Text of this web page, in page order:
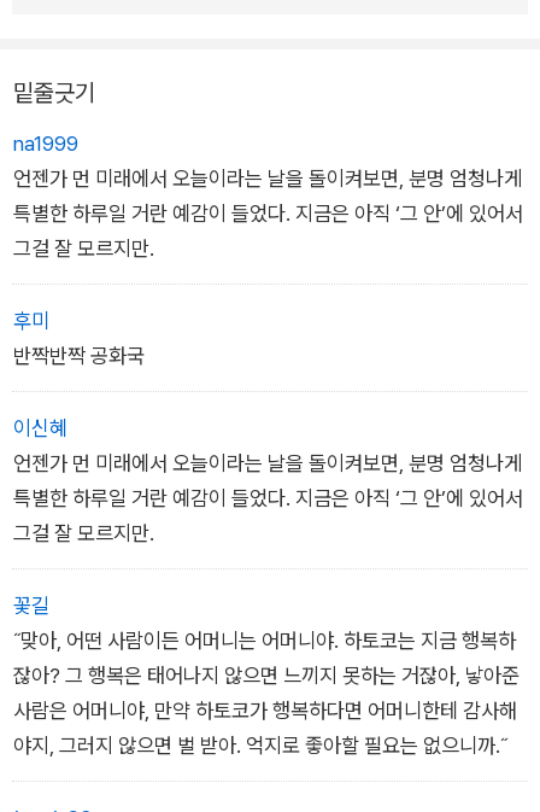
밑줄긋기
na1999
언젠가 먼 미래에서 오늘이라는 날을 돌이켜보면, 분명 엄청나게
특별한 하루일 거란 예감이 들었다. 지금은 아직 ‘그 안’에 있어서
그걸 잘 모르지만.
후미
반짝반짝 공화국
이신혜
언젠가 먼 미래에서 오늘이라는 날을 돌이켜보면, 분명 엄청나게
특별한 하루일 거란 예감이 들었다. 지금은 아직 ‘그 안’에 있어서
그걸 잘 모르지만.
꽃길
˝맞아, 어떤 사람이든 어머니는 어머니야. 하토코는 지금 행복하
잖아? 그 행복은 태어나지 않으면 느끼지 못하는 거잖아, 낳아준
사람은 어머니야, 만약 하토코가 행복하다면 어머니한테 감사해
야지, 그러지 않으면 벌 받아. 억지로 좋아할 필요는 없으니까.˝